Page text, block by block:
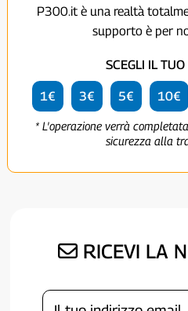
P300.it è una realtà
supporto è per
SCEGLI IL
1€ 3€ 5€ 10€
* L'operazione verrà
sicurezza alla
RICEVI LA